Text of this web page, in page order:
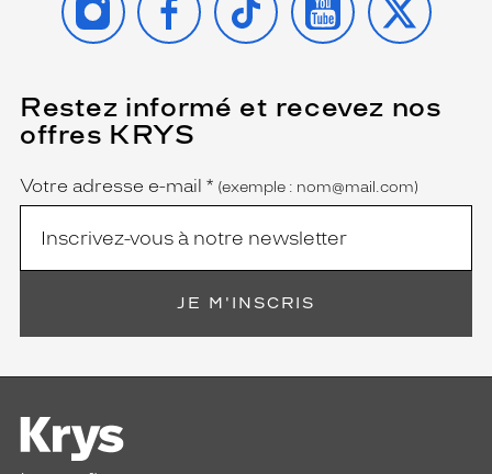
Restez informé et recevez nos
offres KRYS
Name
Votre adresse e-mail *
(Ce
champ
est
obligatoire)
(exemple : nom@mail.com)
JE M'INSCRIS